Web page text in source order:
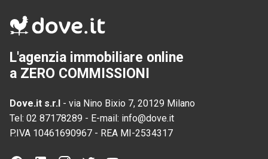
L'agenzia immobiliare online
a ZERO COMMISSIONI
Dove.it s.r.l - via Nino Bixio 7, 20129 Milano
Tel: 02 87178289 - E-mail: info@dove.it
P.IVA 10461690967 - REA MI-2534317